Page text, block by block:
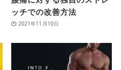
ッチでの改善方法
2021年11月10日